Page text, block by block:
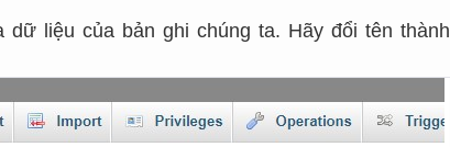
liệu của bản ghi chúng ta. Hãy đổi tên thành